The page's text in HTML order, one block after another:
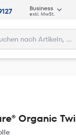
Business
exkl. MwSt.
Organic